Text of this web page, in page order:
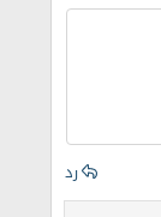
رد